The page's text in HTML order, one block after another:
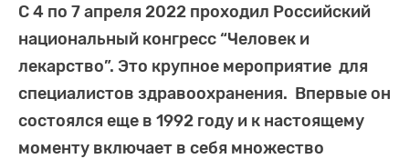
С 4 по 7 апреля 2022 проходил Российский
национальный конгресс “Человек и
лекарство”. Это крупное мероприятие для
специалистов здравоохранения. Впервые он
состоялся еще в 1992 году и к настоящему
моменту включает в себя множество